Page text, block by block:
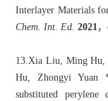
Interlayer Materials
Chem. Int. Ed. 2021，
13.Xia Liu, Ming Hu,
Hu, Zhongyi Yuan
substituted